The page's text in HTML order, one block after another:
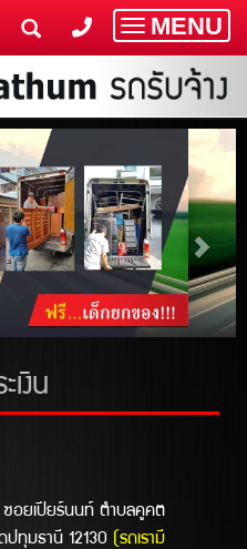
Toggle
MENU
เงิน
อยเปียร์นนท์ ตำบลคูคต
ปทุมธานี 12130
(รถเรามี